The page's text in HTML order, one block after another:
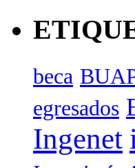
beca
egresados
Ingenet